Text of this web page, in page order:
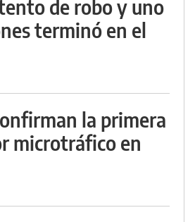
de robo y uno
terminó en el
la primera
microtráfico en